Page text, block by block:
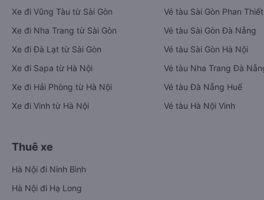
Xe đi Vũng Tàu từ Sài Gòn
Xe đi Nha Trang từ Sài Gòn
Xe đi Đà Lạt từ Sài Gòn
Xe đi Sapa từ Hà Nội
Xe đi Hải Phòng từ Hà Nội
Xe đi Vinh từ Hà Nội
Vé tàu Sài Gòn Phan Thiết
Vé tàu Sài Gòn Đà Nẵng
Vé tàu Sài Gòn Hà Nội
Vé tàu Nha Trang Đà
Vé tàu Đà Nẵng Huế
Vé tàu Hà Nội Vinh
Thuê xe
Hà Nội đi Ninh Bình
Hà Nội đi Hạ Long